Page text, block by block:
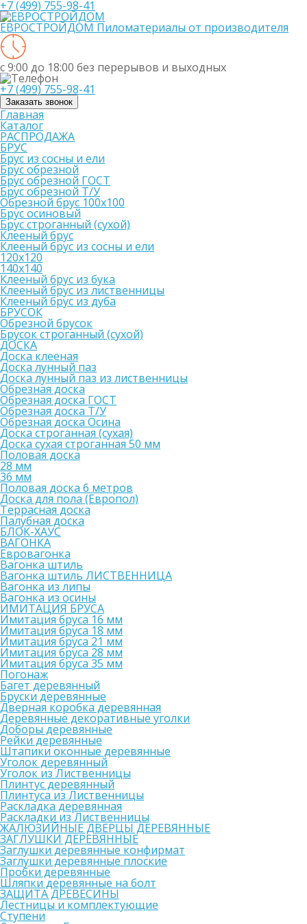
+7 (499) 755-98-41
ЕВРОСТРОЙДОМ Пиломатериалы от производителя
с 9:00 до 18:00 без перерывов и выходных
+7 (499) 755-98-41
Заказать звонок
Главная
Каталог
РАСПРОДАЖА
БРУС
Брус из сосны и ели
Брус обрезной
Брус обрезной ГОСТ
Брус обрезной Т/У
Обрезной брус 100х100
Брус осиновый
Брус строганный (сухой)
Клееный брус
Клееный брус из сосны и ели
120х120
140х140
Клееный брус из бука
Клееный брус из лиственницы
Клееный брус из дуба
БРУСОК
Обрезной брусок
Брусок строганный (сухой)
ДОСКА
Доска клееная
Доска лунный паз
Доска лунный паз из лиственницы
Обрезная доска
Обрезная доска ГОСТ
Обрезная доска Т/У
Обрезная доска Осина
Доска строганная (сухая)
Доска сухая строганная 50 мм
Половая доска
28 мм
36 мм
Половая доска 6 метров
Доска для пола (Европол)
Террасная доска
Палубная доска
БЛОК-ХАУС
ВАГОНКА
Евровагонка
Вагонка штиль
Вагонка штиль ЛИСТВЕННИЦА
Вагонка из липы
Вагонка из осины
ИМИТАЦИЯ БРУСА
Имитация бруса 16 мм
Имитация бруса 18 мм
Имитация бруса 21 мм
Имитация бруса 28 мм
Имитация бруса 35 мм
Погонаж
Багет деревянный
Бруски деревянные
Дверная коробка деревянная
Деревянные декоративные уголки
Доборы деревянные
Рейки деревянные
Штапики оконные деревянные
Уголок деревянный
Уголок из Лиственницы
Плинтус деревянный
Плинтуса из Лиственницы
Раскладка деревянная
Раскладки из Лиственницы
ЖАЛЮЗИЙНЫЕ ДВЕРЦЫ ДЕРЕВЯННЫЕ
ЗАГЛУШКИ ДЕРЕВЯННЫЕ
Заглушки деревянные конфирмат
Заглушки деревянные плоские
Пробки деревянные
Шляпки деревянные на болт
ЗАЩИТА ДРЕВЕСИНЫ
Лестницы и комплектующие
Ступени